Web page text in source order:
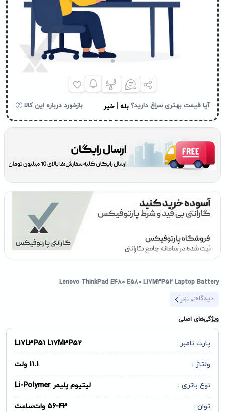
Lenovo ThinkPad E480 E580 L17M3P52 Laptop Battery
دیدگاه:0 نظر
ویژگی‌های اصلی
پارت نامبر : L17L3P51 L17M3P52
ولتاژ : 11.1 ولت
نوع باتری : لیتیوم پلیمر Li-Polymer
توان : 56-43 وات‌ساعت
آیا قیمت بهتری سراغ دارید؟ بله خیر بازخورد درباره این کالا